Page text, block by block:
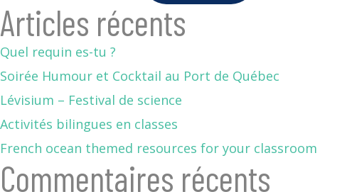
Articles récents
Quel requin es-tu ?
Soirée Humour et Cocktail au Port de Québec
Lévisium – Festival de science
Activités bilingues en classes
French ocean themed resources for your classroom
Commentaires récents